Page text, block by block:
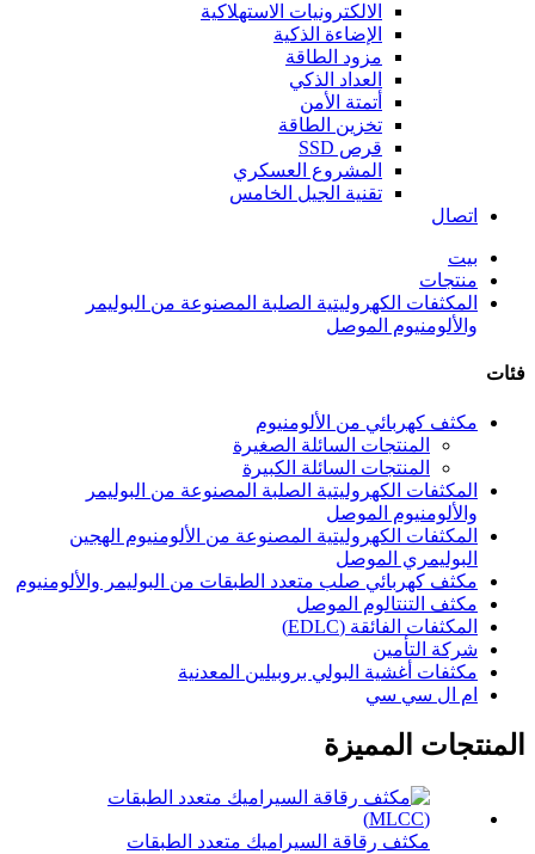
الالكترونيات الاستهلاكية
الإضاءة الذكية
مزود الطاقة
العداد الذكي
أتمتة الأمن
تخزين الطاقة
قرص SSD
المشروع العسكري
تقنية الجيل الخامس
اتصال
بيت
منتجات
المكثفات الكهروليتية الصلبة المصنوعة من البوليمر
والألومنيوم الموصل
فئات
مكثف كهربائي من الألومنيوم
المنتجات السائلة الصغيرة
المنتجات السائلة الكبيرة
المكثفات الكهروليتية الصلبة المصنوعة من البوليمر
والألومنيوم الموصل
المكثفات الكهروليتية المصنوعة من الألومنيوم الهجين
البوليمري الموصل
مكثف كهربائي صلب متعدد الطبقات من البوليمر والألومنيوم
مكثف التنتالوم الموصل
المكثفات الفائقة (EDLC)
شركة التأمين
مكثفات أغشية البولي بروبيلين المعدنية
ام ال سي سي
المنتجات المميزة
مكثف رقاقة السيراميك متعدد الطبقات